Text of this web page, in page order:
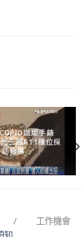
迦堤手錶
三越A11櫃位採
訪報導
/ 工作機會